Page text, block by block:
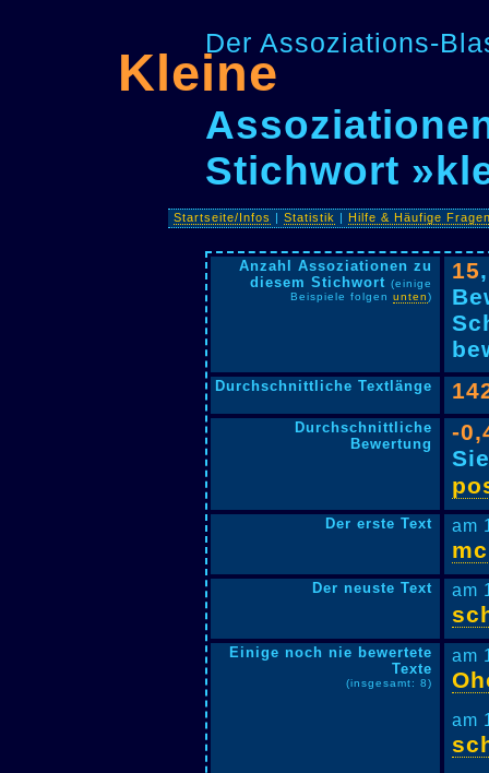
Der Assoziations-
Kleine
Stichwort
Startseite/Infos |Statistik |Hilfe & Häufige
Anzahl Assoziationen zu
diesem Stichwort (einige
Beispiele folgen unten)
15
Durchschnittliche Textlänge
Durchschnittliche
Bewertung
-
Der erste Text am
Der neuste Text am
Einige noch nie bewertete
Texte
(insgesamt: 8)
am
am